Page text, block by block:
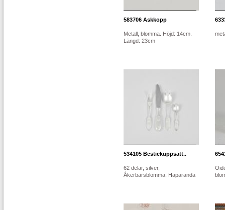
583706 Askkopp
Metall, blomma. Höjd: 14cm.
Längd: 23cm
534105 Bestickuppsätt..
62 delar, silver,
Åkerbärsblomma, Haparanda